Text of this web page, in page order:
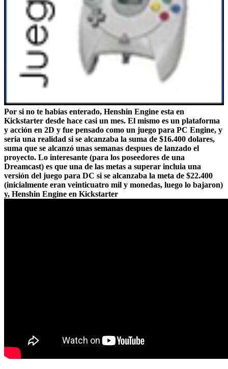
Por si no te habias enterado, Henshin Engine esta en
Kickstarter desde hace casi un mes. El mismo es un plataforma
y acción en 2D y fue pensado como un juego para PC Engine, y
seria una realidad si se alcanzaba la suma de $16.400 dolares,
suma que se alcanzó unas semanas despues de lanzado el
proyecto. Lo interesante (para los poseedores de una
Dreamcast) es que una de las metas a superar incluia una
versión del juego para DC si se alcanzaba la meta de $22.400
(inicialmente eran veinticuatro mil y monedas, luego lo bajaron)
y, Henshin Engine en Kickstarter